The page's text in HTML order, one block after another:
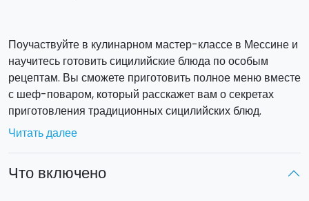
Поучаствуйте в кулинарном мастер-классе в Мессине и
научитесь готовить сицилийские блюда по особым
рецептам. Вы сможете приготовить полное меню вместе
с шеф-поваром, который расскажет вам о секретах
приготовления традиционных сицилийских блюд.
После приобретения услуги вы получите
вы сможете связаться с шеф-поваром и выбрать
Читать далее
Что включено